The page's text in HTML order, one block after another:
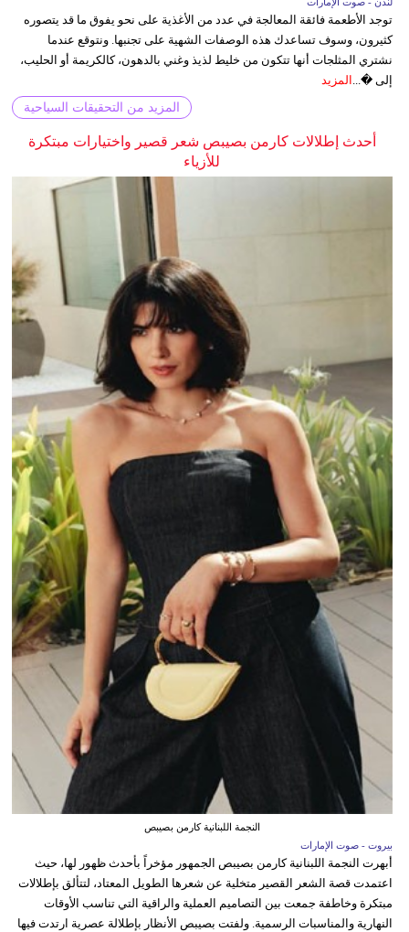
توجد الأطعمة فائقة المعالجة في عدد من الأغذية على نحو يفوق ما قد يتصوره
كثيرون، وسوف تساعدك هذه الوصفات الشهية على تجنبها. ونتوقع عندما
نشتري المثلجات أنها تتكون من خليط لذيذ وغني بالدهون، كالكريمة أو الحليب،
إلى �... المزيد
المزيد من التحقيقات السياحية
أحدث إطلالات كارمن بصيبص شعر قصير واختيارات مبتكرة
للأزياء
النجمة اللبنانية كارمن بصيبص
بيروت - صوت الإمارات
أبهرت النجمة اللبنانية كارمن بصيبص الجمهور مؤخراً بأحدث ظهور لها، حيث
اعتمدت قصة الشعر القصير متخلية عن شعرها الطويل المعتاد، لتتألق بإطلالات
مبتكرة وخاطفة جمعت بين التصاميم العملية والراقية التي تناسب الأوقات
النهارية والمناسبات الرسمية. ولفتت بصيبص الأنظار بإطلالة عصرية ارتدت فيها